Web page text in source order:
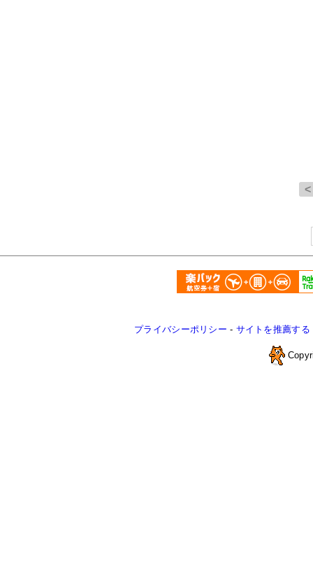
プライバシーポリシー - サイトを推薦する